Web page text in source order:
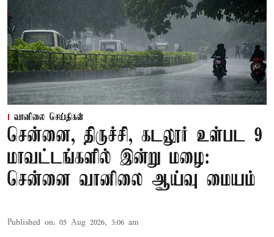
வானிலை செய்திகள்
சென்னை, திருச்சி, கடலூர் உள்பட 9
மாவட்டங்களில் இன்று மழை:
சென்னை வானிலை ஆய்வு மையம்
Published on: 05 Aug 2026, 3:06 am